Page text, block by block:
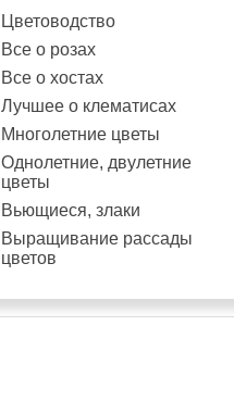
Цветоводство
Все о розах
Все о хостах
Лучшее о клематисах
Многолетние цветы
Однолетние, двулетние
цветы
Вьющиеся, злаки
Выращивание рассады
цветов